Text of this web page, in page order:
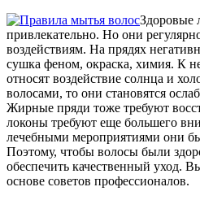
Здоровые
привлекательно. Но они
воздействиям. На прядях
сушка феном, окраска, химия. К
относят воздействие солнца и
волосами, то они становятся
Жирные пряди тоже требуют
локоны требуют еще большего
лечебными мероприятиями они
Поэтому, чтобы волосы были
обеспечить качественный уход.
основе советов профессионалов.